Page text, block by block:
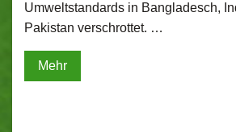
Umweltstandards in Bangladesch,
Pakistan verschrottet. …
Mehr